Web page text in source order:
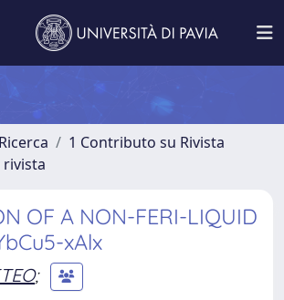
1 Contributo su Rivista
rivista
OF A NON-FERI-LIQUID
xAlx
;